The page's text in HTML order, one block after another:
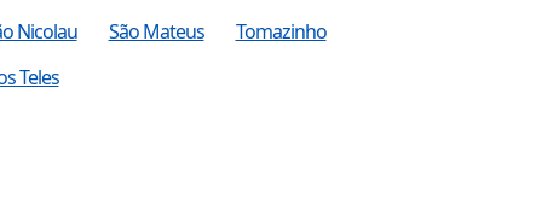
Nicolau
São Mateus
Tomazinho
Teles